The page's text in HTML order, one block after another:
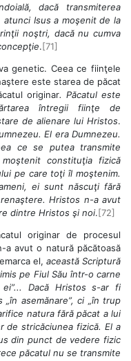
dacă transmiterea
Isus a moşenit de la
noştri, dacă nu cumva
.[71]
genetic. Ceea ce fiinţele
este starea de păcat
originar. Păcatul este
întregii fiinţe de
de alienare lui Hristos.
El era Dumnezeu.
ce se putea transmite
constituţia fizică
pe care toţi îl moştenim.
ei sunt născuţi fără
Hristos n-a avut
dintre Hristos şi noi.[72]
originar de procesul
avut o natură păcătoasă
el, această Scriptură
pe Fiul Său într-o carne
ei”... Dacă Hristos s-ar fi
asemănare”, ci „în trup
natura fără păcat a lui
de stricăciunea fizică. El a
din punct de vedere fizic
păcatul nu se transmite